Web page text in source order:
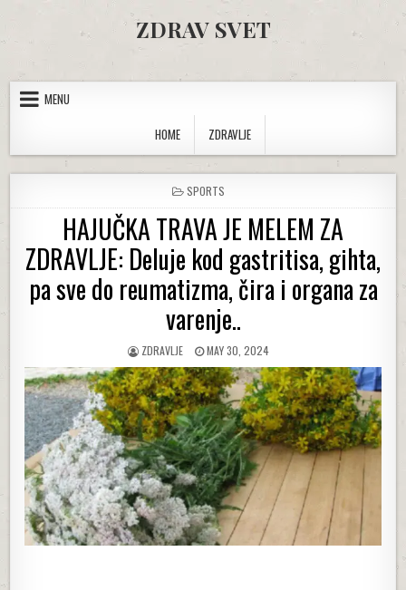
ZDRAV SVET
MENU
HOME
ZDRAVLJE
POSTED IN
SPORTS
HAJUČKA TRAVA JE MELEM ZA
ZDRAVLJE: Deluje kod gastritisa, gihta,
pa sve do reumatizma, čira i organa za
varenje..
AUTHOR:
ZDRAVLJE PUBLISHED DATE:
MAY 30, 2024